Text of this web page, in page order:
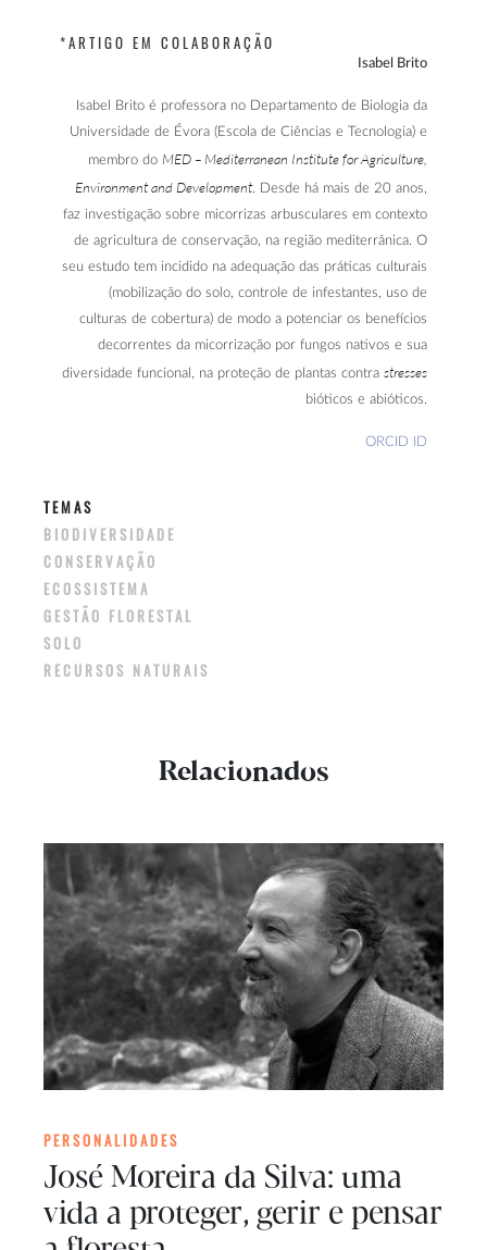
*ARTIGO EM COLABORAÇÃO
Isabel Brito
Isabel Brito é professora no Departamento de Biologia da
Universidade de Évora (Escola de Ciências e Tecnologia) e
membro do MED – Mediterranean Institute for Agriculture,
Environment and Development. Desde há mais de 20 anos,
faz investigação sobre micorrizas arbusculares em contexto
de agricultura de conservação, na região mediterrânica. O
seu estudo tem incidido na adequação das práticas culturais
(mobilização do solo, controle de infestantes, uso de
culturas de cobertura) de modo a potenciar os benefícios
decorrentes da micorrização por fungos nativos e sua
diversidade funcional, na proteção de plantas contra stresses
bióticos e abióticos.
ORCID ID
TEMAS
BIODIVERSIDADE
CONSERVAÇÃO
ECOSSISTEMA
GESTÃO FLORESTAL
SOLO
RECURSOS NATURAIS
Relacionados
PERSONALIDADES
José Moreira da Silva: uma
vida a proteger, gerir e pensar